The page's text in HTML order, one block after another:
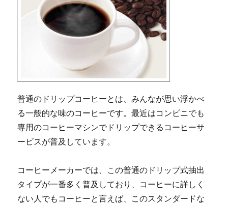
普通のドリップコーヒーとは、みんなが思い浮かべ
る一般的な味のコーヒーです。最近はコンビニでも
専用のコーヒーマシンでドリップできるコーヒーサ
ービスが普及しています。
コーヒーメーカーでは、この普通のドリップ式抽出
タイプが一番多く普及しており、コーヒーに詳しく
ない人でもコーヒーと言えば、このスタンダードな